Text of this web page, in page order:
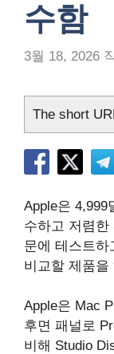
수함
3월 18, 2026
The short
Apple은 4,999
수하고 저렴한
문에 테스트
비교할 제품
Apple은 Mac
후면 패널로
비해 ‌Studio